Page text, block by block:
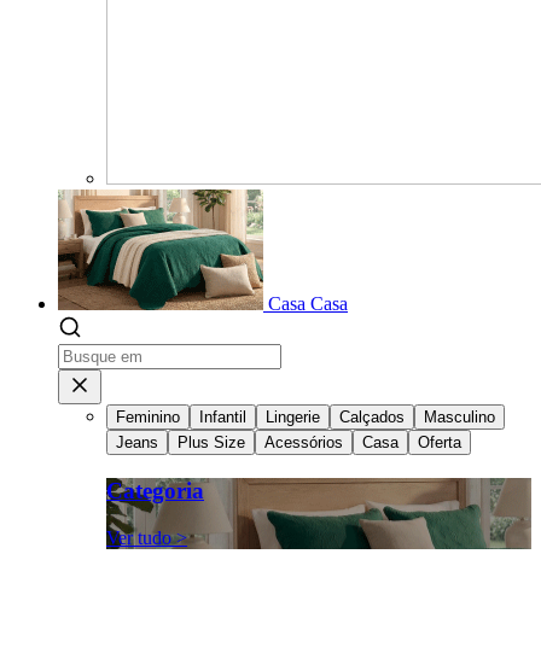
Casa Casa
Feminino Infantil Lingerie Calçados
Masculino
Jeans
Plus Size Acessórios Casa Oferta
Categoria
Ver tudo >